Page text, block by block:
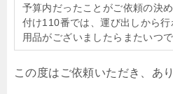
予算内だったことがご依頼の決
付け110番では、運び出しから
用品がございましたらまたいつ
この度はご依頼いただき、あ